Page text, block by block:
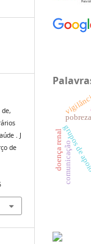
de,
. J
de
grupos
comunicação
doença renal